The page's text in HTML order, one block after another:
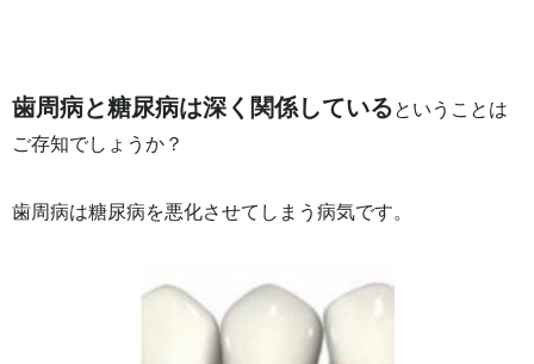
歯周病と糖尿病は深く関係しているという ことは
ご存知でしょうか？
歯周病は糖尿病を悪化させてしまう病気です。